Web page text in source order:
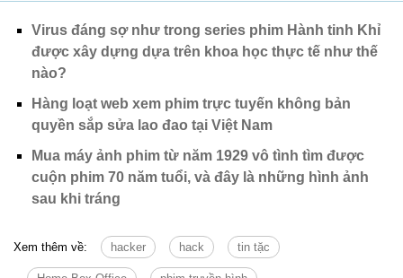
Virus đáng sợ như trong series phim Hành tinh Khỉ
được xây dựng dựa trên khoa học thực tế như thế
nào?
Hàng loạt web xem phim trực tuyến không bản
quyền sắp sửa lao đao tại Việt Nam
Mua máy ảnh phim từ năm 1929 vô tình tìm được
cuộn phim 70 năm tuổi, và đây là những hình ảnh
sau khi tráng
Xem thêm về: hacker hack tin tặc